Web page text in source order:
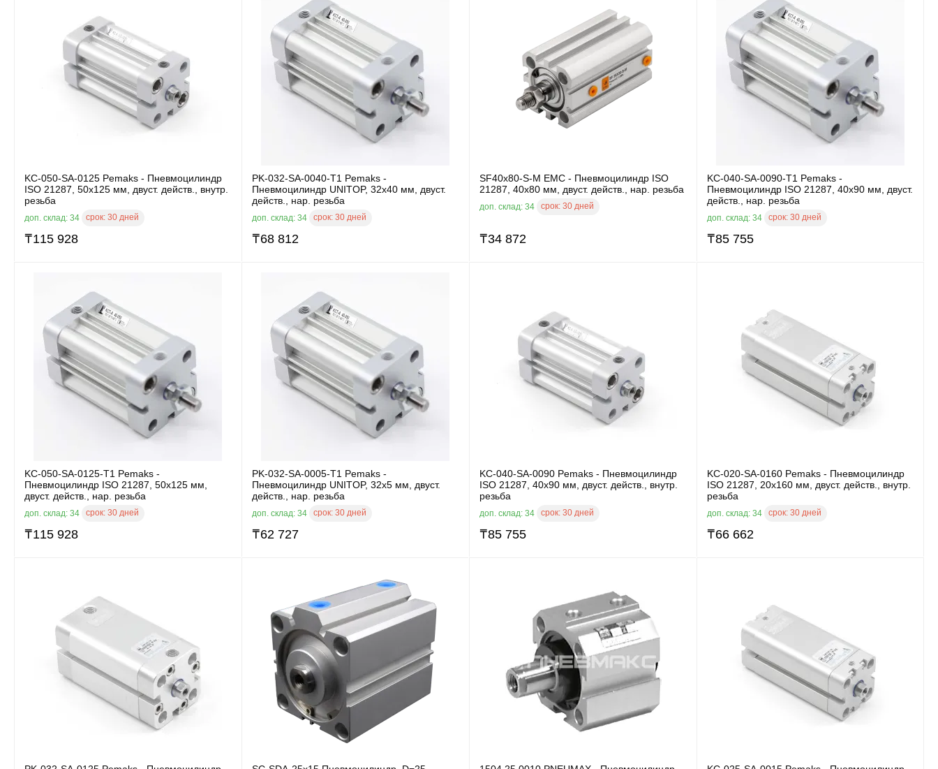
KC-050-SA-0125 Pemaks - Пневмоцилиндр
ISO 21287, 50x125 мм, двуст. действ., внутр.
резьба
доп. склад: 34 срок: 30 дней
₸115 928
PK-032-SA-0040-T1 Pemaks -
Пневмоцилиндр UNITOP, 32x40 мм, двуст.
действ., нар. резьба
доп. склад: 34 срок: 30 дней
₸68 812
SF40x80-S-M EMC - Пневмоцилиндр ISO
21287, 40x80 мм, двуст. действ., нар. резьба
доп. склад: 34 срок: 30 дней
₸34 872
KC-040-SA-0090-T1 Pemaks -
Пневмоцилиндр ISO 21287, 40x90 мм, двуст.
действ., нар. резьба
доп. склад: 34 срок: 30 дней
₸85 755
KC-050-SA-0125-T1 Pemaks -
Пневмоцилиндр ISO 21287, 50x125 мм,
двуст. действ., нар. резьба
доп. склад: 34 срок: 30 дней
₸115 928
PK-032-SA-0005-T1 Pemaks -
Пневмоцилиндр UNITOP, 32x5 мм, двуст.
действ., нар. резьба
доп. склад: 34 срок: 30 дней
₸62 727
KC-040-SA-0090 Pemaks - Пневмоцилиндр
ISO 21287, 40x90 мм, двуст. действ., внутр.
резьба
доп. склад: 34 срок: 30 дней
₸85 755
KC-020-SA-0160 Pemaks - Пневмоцилиндр
ISO 21287, 20x160 мм, двуст. действ., внутр.
резьба
доп. склад: 34 срок: 30 дней
₸66 662